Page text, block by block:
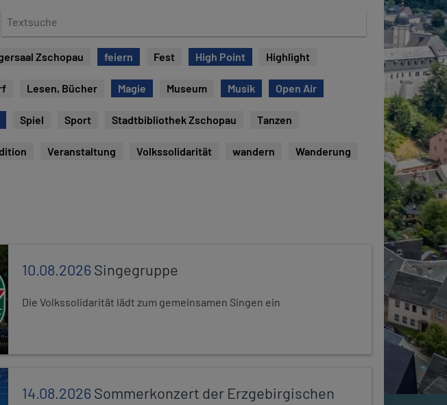
t
u
Zschopau feiern Fest High Point Highlight
Lesen, Bücher Magie Museum Musik Open Air
Spiel Sport Stadtbibliothek Zschopau Tanzen
Veranstaltung Volkssolidarität wandern Wanderung
10.08.2026Singegruppe
Die Volkssolidarität lädt zum gemeinsamen Singen ein
14.08.2026Sommerkonzert der Erzgebirgischen